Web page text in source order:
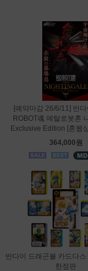
[예약마감 26/6/11] 반다
ROBOT魂 메탈로봇혼
Exclusive Edition [혼웹
364,000원
반다이 드래곤볼 카드다스
한정판